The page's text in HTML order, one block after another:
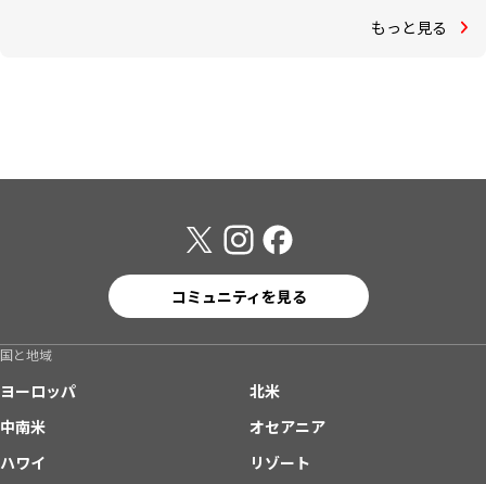
もっと見る
コミュニティを見る
国と地域
ヨーロッパ
北米
中南米
オセアニア
ハワイ
リゾート